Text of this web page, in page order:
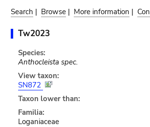
Search | Browse | More information |
Tw2023
Species:
Anthocleista spec.
View taxon:
SN872
Taxon lower than:
Familia:
Loganiaceae